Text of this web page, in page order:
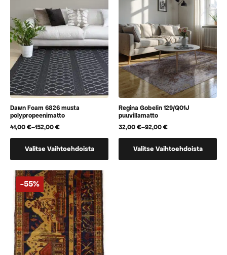
tehdä
valinnat
tuotteen
sivulla.
tehdä
valinnat
tuotteen
sivulla.
Dawn Foam 6826 musta
polypropeenimatto
41,00€–152,00€
Hintaluokka:
41,00 €
152,00 €
Valitse Vaihtoehdoista
tuotteella
useampi
muunnelma.
Voit
tehdä
valinnat
tuotteen
sivulla.
Regina Gobelin 129/Q01J
puuvillamatto
32,00€–92,00€
Hintaluokka:
32,00 €
92,00 €
Valitse Vaihtoehdoista
tuotteella
-55%